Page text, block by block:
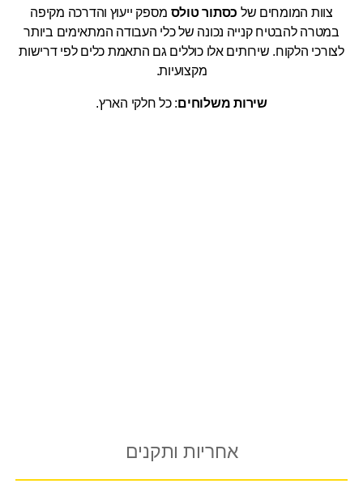
צוות המומחים של כסתור טולס מספק ייעוץ והדרכה מקיפה
במטרה להבטיח קנייה נכונה של כלי העבודה המתאימים ביותר
לצורכי הלקוח. שירותים אלו כוללים גם התאמת כלים לפי דרישות
מקצועיות.
שירות משלוחים: כל חלקי הארץ.
אחריות ותקנים